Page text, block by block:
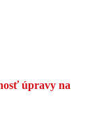
úpravy na